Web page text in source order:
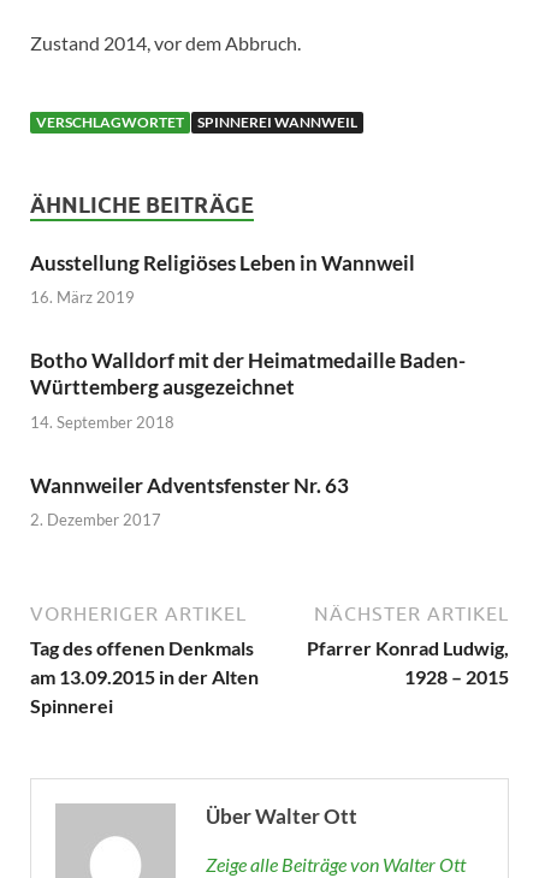
Zustand 2014, vor dem Abbruch.
VERSCHLAGWORTET SPINNEREI WANNWEIL
ÄHNLICHE BEITRÄGE
Ausstellung Religiöses Leben in Wannweil
16. März 2019
Botho Walldorf mit der Heimatmedaille Baden-
Württemberg ausgezeichnet
14. September 2018
Wannweiler Adventsfenster Nr. 63
2. Dezember 2017
VORHERIGER ARTIKEL
Tag des offenen Denkmals
am 13.09.2015 in der Alten
Spinnerei
NÄCHSTER ARTIKEL
Pfarrer Konrad Ludwig,
1928 – 2015
Über Walter Ott
Zeige alle Beiträge von Walter Ott